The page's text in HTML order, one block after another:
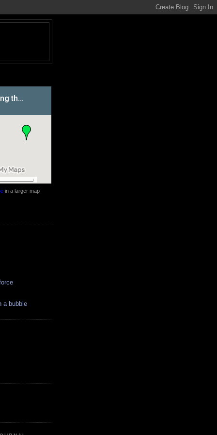
in a larger map
a bubble